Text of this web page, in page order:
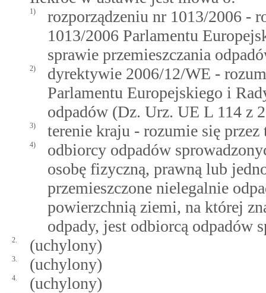
1)
rozporządzeniu nr 1013/2006 -
1013/2006 Parlamentu
sprawie przemieszczania
2)
dyrektywie 2006/12/WE -
Parlamentu Europejskiego i
odpadów (Dz. Urz. UE L 114 z
3) terenie kraju - rozumie się
4)
odbiorcy odpadów
osobę fizyczną, prawną lub
przemieszczone nielegalnie
powierzchnią ziemi, na której
odpady, jest odbiorcą odpadów
2. (uchylony)
3. (uchylony)
4. (uchylony)